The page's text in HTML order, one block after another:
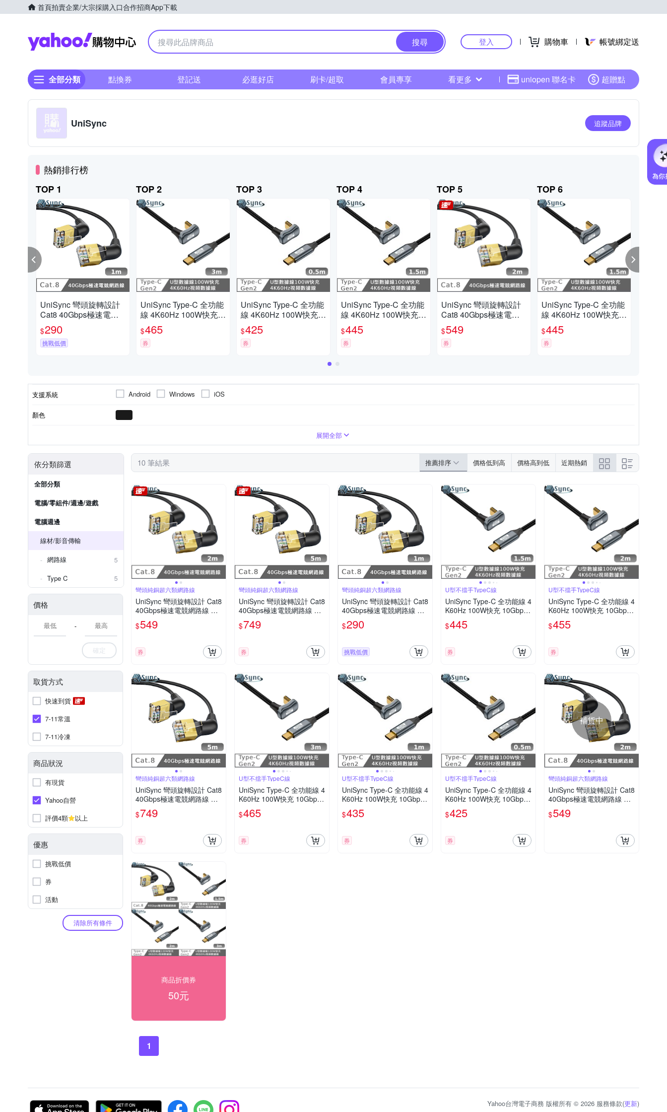
首頁拍賣企業/大宗採購入口合作招商App下載
Yahoo購物中心
搜尋 登入 購物車 帳號綁定送
全部分類 點換券 登記送 必逛好店 刷卡/超取 會員專享 看更多 uniopen 聯名卡 超贈點
UniSync 追蹤品牌
熱銷排行榜
TOP 1
UniSync 彎頭旋轉設計
Cat8 40Gbps極速電競
網路線 黑 1M
$290
挑戰低價
TOP 2
UniSync Type-C 全功能
線 4K60Hz 100W快充 1
0GbpsU型充電線 3米
$465
券
TOP 3
UniSync Type-C 全功能
線 4K60Hz 100W快充 1
0GbpsU型充電線0.5米
$425
券
TOP 4
UniSync Type-C 全功能
線 4K60Hz 100W快充 1
0GbpsU型充電線1.5米
$445
券
TOP 5
UniSync 彎頭旋轉設計
Cat8 40Gbps極速電競
網路線 黑 2M
$549
券
TOP 6
UniSync Type-C 全功能
線 4K60Hz 100W快充 1
0GbpsU型充電線1.5米
$445
券
支援系統 Android Windows iOS
顏色
展開全部
依分類篩選
全部分類
電腦/零組件/週邊/遊戲
電腦週邊
線材/影音傳輸
網路線
5
Type C
5
價格
-
確定
取貨方式
快速到貨
7-11常溫
7-11冷凍
商品狀況
有現貨
Yahoo自營
評價4顆
以上
優惠
挑戰低價
券
活動
清除所有條件
10 筆結果 推薦排序 價格低到高 價格高到低 近期熱銷
彎頭純銅超六類網路線
UniSync 彎頭旋轉設計 Cat8
40Gbps極速電競網路線 黑
2M
$549
券
彎頭純銅超六類網路線
UniSync 彎頭旋轉設計 Cat8
40Gbps極速電競網路線 黑
5M
$749
券
彎頭純銅超六類網路線
UniSync 彎頭旋轉設計 Cat8
40Gbps極速電競網路線 黑
1M
$290
挑戰低價
U型不擋手TypeC線
UniSync Type-C 全功能線 4
K60Hz 100W快充 10Gbps
U型充電線1.5米
$445
券
U型不擋手TypeC線
UniSync Type-C 全功能線 4
K60Hz 100W快充 10Gbps
U型充電線 2米
$455
券
彎頭純銅超六類網路線
UniSync 彎頭旋轉設計 Cat8
40Gbps極速電競網路線 黑
5M
$749
券
U型不擋手TypeC線
UniSync Type-C 全功能線 4
K60Hz 100W快充 10Gbps
U型充電線 3米
$465
券
U型不擋手TypeC線
UniSync Type-C 全功能線 4
K60Hz 100W快充 10Gbps
U型充電線 1米
$435
券
U型不擋手TypeC線
UniSync Type-C 全功能線 4
K60Hz 100W快充 10Gbps
U型充電線0.5米
$425
券
補貨中
彎頭純銅超六類網路線
UniSync 彎頭旋轉設計 Cat8
40Gbps極速電競網路線 黑
2M
$549
商品折價券
50元
1
Yahoo台灣電子商務 版權所有 © 2026 服務條款(更新)